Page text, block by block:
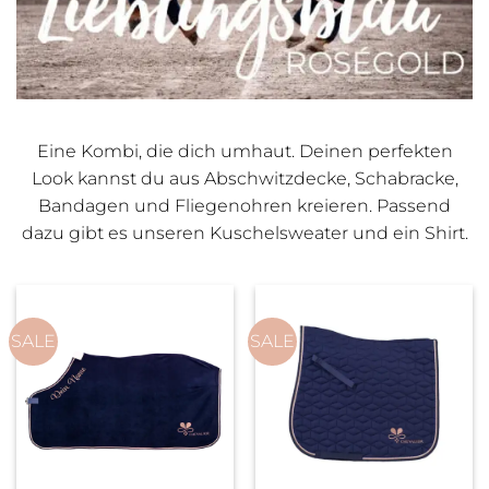
Eine Kombi, die dich umhaut. Deinen perfekten
Look kannst du aus Abschwitzdecke, Schabracke,
Bandagen und Fliegenohren kreieren. Passend
dazu gibt es unseren Kuschelsweater und ein Shirt.
SALE SALE